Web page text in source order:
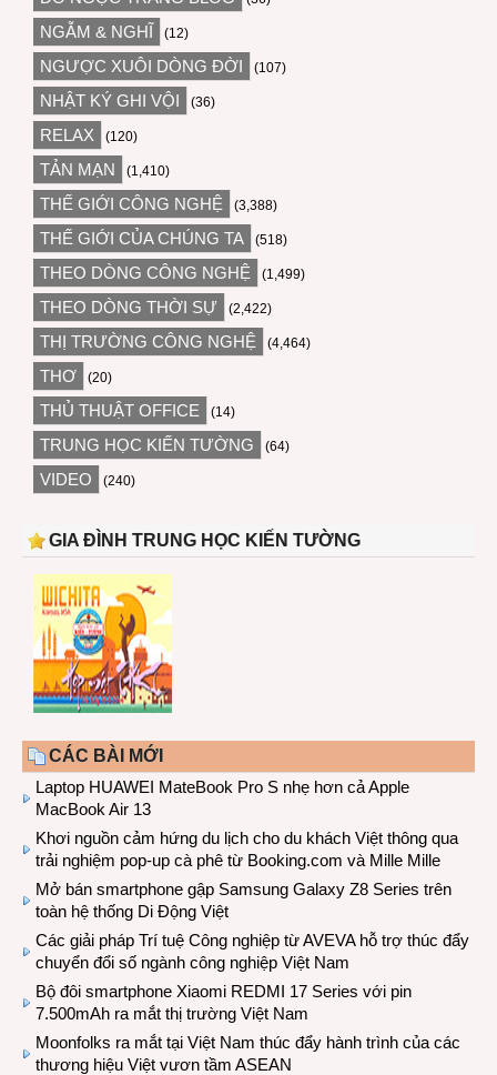
NGẪM & NGHĨ (12)
NGƯỢC XUÔI DÒNG ĐỜI (107)
NHẬT KÝ GHI VỘI (36)
RELAX (120)
TẢN MẠN (1,410)
THẾ GIỚI CÔNG NGHỆ (3,388)
THẾ GIỚI CỦA CHÚNG TA (518)
THEO DÒNG CÔNG NGHỆ (1,499)
THEO DÒNG THỜI SỰ (2,422)
THỊ TRƯỜNG CÔNG NGHỆ (4,464)
THƠ (20)
THỦ THUẬT OFFICE (14)
TRUNG HỌC KIẾN TƯỜNG (64)
VIDEO (240)
GIA ĐÌNH TRUNG HỌC KIẾN TƯỜNG
CÁC BÀI MỚI
Laptop HUAWEI MateBook Pro S nhẹ hơn cả Apple
MacBook Air 13
Khơi nguồn cảm hứng du lịch cho du khách Việt thông qua
trải nghiệm pop-up cà phê từ Booking.com và Mille Mille
Mở bán smartphone gập Samsung Galaxy Z8 Series trên
toàn hệ thống Di Động Việt
Các giải pháp Trí tuệ Công nghiệp từ AVEVA hỗ trợ thúc đẩy
chuyển đổi số ngành công nghiệp Việt Nam
Bộ đôi smartphone Xiaomi REDMI 17 Series với pin
7.500mAh ra mắt thị trường Việt Nam
Moonfolks ra mắt tại Việt Nam thúc đẩy hành trình của các
thương hiệu Việt vươn tầm ASEAN